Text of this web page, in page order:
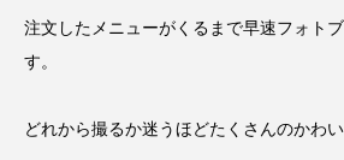
注文したメニューがくるまで早速フォト
す。
どれから撮るか迷うほどたくさんのかわ